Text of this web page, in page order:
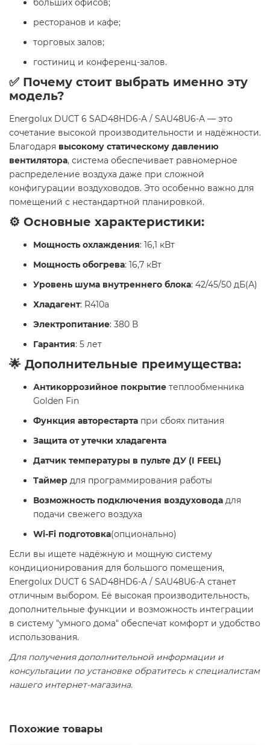
больших офисов;
ресторанов и кафе;
торговых залов;
гостиниц и конференц-залов.
✅ Почему стоит выбрать именно эту
модель?
Energolux DUCT 6 SAD48HD6-A / SAU48U6-A — это
сочетание высокой производительности и надёжности.
Благодаря высокому статическому давлению
вентилятора, система обеспечивает равномерное
распределение воздуха даже при сложной
конфигурации воздуховодов. Это особенно важно для
помещений с нестандартной планировкой.
⚙️ Основные характеристики:
Мощность охлаждения: 16,1 кВт
Мощность обогрева: 16,7 кВт
Уровень шума внутреннего блока: 42/45/50 дБ(А)
Хладагент: R410a
Электропитание: 380 В
Гарантия: 5 лет
🌟 Дополнительные преимущества:
Антикоррозийное покрытие теплообменника
Golden Fin
Функция авторестарта при сбоях питания
Защита от утечки хладагента
Датчик температуры в пульте ДУ (I FEEL)
Таймер для программирования работы
Возможность подключения воздуховода для
подачи свежего воздуха
Wi-Fi подготовка(опционально)
Если вы ищете надёжную и мощную систему
кондиционирования для большого помещения,
Energolux DUCT 6 SAD48HD6-A / SAU48U6-A станет
отличным выбором. Её высокая производительность,
дополнительные функции и возможность интеграции
в систему "умного дома" обеспечат комфорт и удобство
использования.
Для получения дополнительной информации и
консультации по установке обратитесь к специалистам
нашего интернет-магазина.
Похожие товары